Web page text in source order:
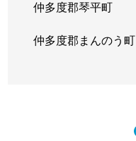
仲多度郡琴平町
仲多度郡まんのう町